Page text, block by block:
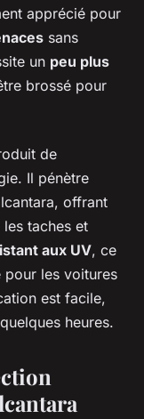
apprécié pour
sans
un peu plus
brossé pour
de
Il pénètre
offrant
taches et
aux UV, ce
pour les voitures
est facile,
heures.